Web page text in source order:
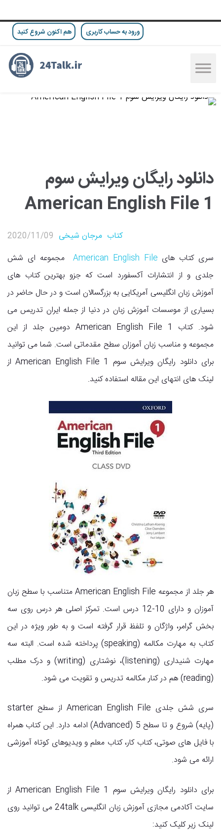
ورود به حساب کاربری هم اکنون شروع کنید
دانلود رایگان ویرایش سوم
American English File 1
2020/11/09 مرجان شیخی کتاب
سری کتاب های American English Fileمجموعه ای شش
جلدی و از انتشارات آکسفورد است که جزو بهترین کتاب های
آموزش زبان انگلیسی آمریکایی به بزرگسالان است و در حال حاضر در
بسیاری از موسسات آموزش زبان در دنیا از جمله ایران تدریس می
شود. کتاب American English File 1 دومین جلد از این
مجموعه و مناسب زبان آموزان سطح مقدماتی است. شما می توانید
برای دانلود رایگان ویرایش سوم American English File 1 از
لینک های انتهای این مقاله استفاده کنید.
هر جلد از مجموعه American English File متناسب با سطح زبان
آموزان و دارای 10-12 درس است. تمرکز اصلی هر درس روی سه
بخش گرامر، واژگان و تلفظ قرار گرفته است و به طور ویژه در این
کتاب به مهارت مکالمه (speaking) پرداخته شده است. البته سه
مهارت شنیداری (listening)، نوشتاری (writing) و درک مطلب
(reading) هم در کنار مکالمه تدریس و تقویت می شود.
سری شش جلدی American English File از سطح starter
(پایه) شروع و تا سطح 5 (Advanced) ادامه دارد. این کتاب همراه
با فایل های صوتی، کتاب کار، کتاب معلم و ویدیوهای کوتاه آموزشی
ارائه می شود.
برای دانلود رایگان ویرایش سوم American English File 1 از
سایت آکادمی مجازی آموزش زبان انگلیسی 24talk می توانید روی
لینک زیر کلیک کنید: